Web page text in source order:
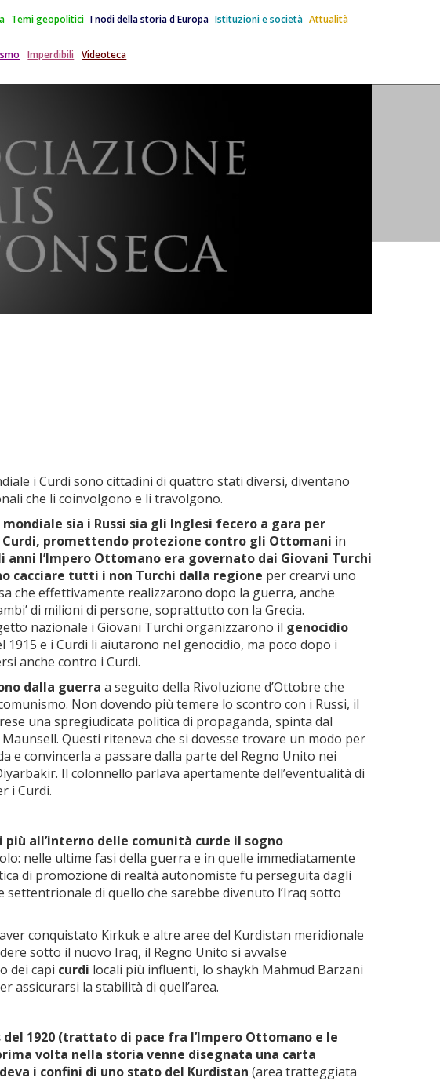
Temi geopolitici I nodi della storia d'Europa Istituzioni e società Attualità
Imperdibili Videoteca
i Curdi sono cittadini di quattro stati diversi, diventano
che li coinvolgono e li travolgono.
sia i Russi sia gli Inglesi fecero a gara per
promettendo protezione contro gli Ottomani in
anni l’Impero Ottomano era governato dai Giovani Turchi
cacciare tutti i non Turchi dalla regione per crearvi uno
che effettivamente realizzarono dopo la guerra, anche
di milioni di persone, soprattutto con la Grecia.
nazionale i Giovani Turchi organizzarono il genocidio
1915 e i Curdi li aiutarono nel genocidio, ma poco dopo i
anche contro i Curdi.
dalla guerra a seguito della Rivoluzione d’Ottobre che
Non dovendo più temere lo scontro con i Russi, il
una spregiudicata politica di propaganda, spinta dal
Questi riteneva che si dovesse trovare un modo per
e convincerla a passare dalla parte del Regno Unito nei
Il colonnello parlava apertamente dell’eventualità di
i Curdi.
all’interno delle comunità curde il sogno
nelle ultime fasi della guerra e in quelle immediatamente
di promozione di realtà autonomiste fu perseguita dagli
settentrionale di quello che sarebbe divenuto l’Iraq sotto
conquistato Kirkuk e altre aree del Kurdistan meridionale
sotto il nuovo Iraq, il Regno Unito si avvalse
dei capi curdi locali più influenti, lo shaykh Mahmud Barzani
assicurarsi la stabilità di quell’area.
1920 (trattato di pace fra l’Impero Ottomano e le
volta nella storia venne disegnata una carta
i confini di uno stato del Kurdistan (area tratteggiata